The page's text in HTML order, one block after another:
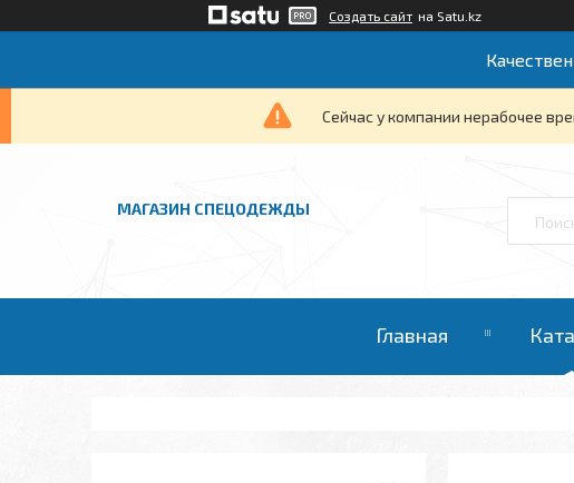
Создать сайт на Satu.kz
Сейчас у компании нерабочее
МАГАЗИН СПЕЦОДЕЖДЫ
Главная